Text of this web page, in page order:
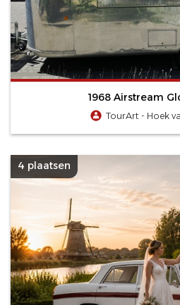
1968 Airstream
TourArt - Hoek
4 plaatsen